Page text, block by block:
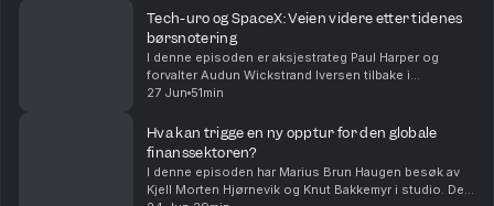
Carnegie.Gunnar er a...
Tech-uro og SpaceX: Veien videre etter tidenes
børsnotering
I denne episoden er aksjestrateg Paul Harper og
forvalter Audun Wickstrand Iversen tilbake i
studio.Audun forklarer hvordan han har tradet SpaceX
27 Jun 51min
Hva kan trigge en ny opptur for den globale
finanssektoren?
I denne episoden har Marius Brun Haugen besøk av
Kjell Morten Hjørnevik og Knut Bakkemyr i studio. De